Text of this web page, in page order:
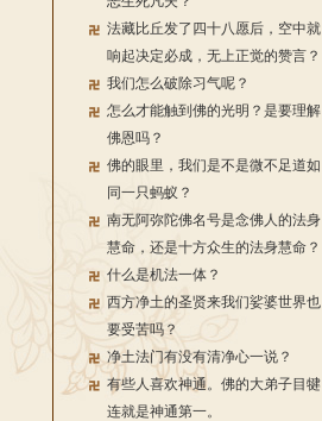
法藏比丘发了四十八愿后，空中就
响起决定必成，无上正觉的赞言？
我们怎么破除习气呢？
怎么才能触到佛的光明？是要理解
佛恩吗？
佛的眼里，我们是不是微不足道如
同一只蚂蚁？
南无阿弥陀佛名号是念佛人的法身
慧命，还是十方众生的法身慧命？
什么是机法一体？
西方净土的圣贤来我们娑婆世界也
要受苦吗？
净土法门有没有清净心一说？
有些人喜欢神通。佛的大弟子目犍
连就是神通第一。